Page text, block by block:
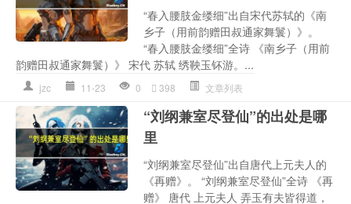
“春入腰肢金缕细”出自宋代苏轼的《南
乡子（用前韵赠田叔通家舞鬟）》。
“春入腰肢金缕细”全诗 《南乡子（用前
韵赠田叔通家舞鬟）》 宋代 苏轼 绣鞅玉钚游。...
jzc 11-23 0 398 文章列表
“刘纲兼室尽登仙”的出处是哪
里
“刘纲兼室尽登仙”出自唐代上元夫人的
《再赠》。 “刘纲兼室尽登仙”全诗 《再
赠》 唐代 上元夫人 弄玉有夫皆得道，